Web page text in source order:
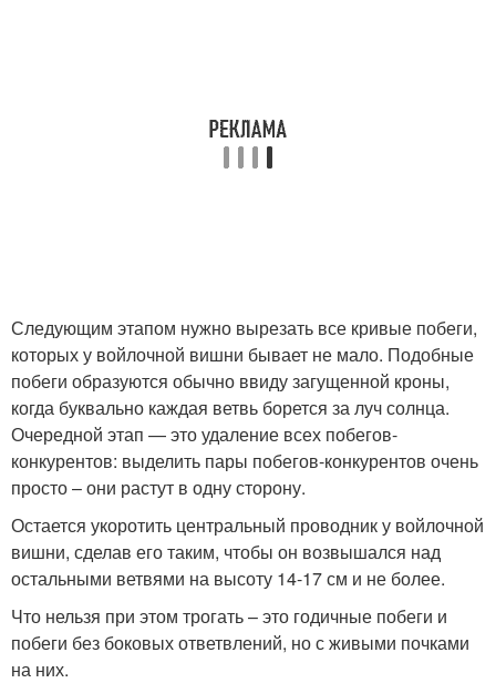
Следующим этапом нужно вырезать все кривые побеги,
которых у войлочной вишни бывает не мало. Подобные
побеги образуются обычно ввиду загущенной кроны,
когда буквально каждая ветвь борется за луч солнца.
Очередной этап — это удаление всех побегов-
конкурентов: выделить пары побегов-конкурентов очень
просто – они растут в одну сторону.
Остается укоротить центральный проводник у войлочной
вишни, сделав его таким, чтобы он возвышался над
остальными ветвями на высоту 14-17 см и не более.
Что нельзя при этом трогать – это годичные побеги и
побеги без боковых ответвлений, но с живыми почками
на них.